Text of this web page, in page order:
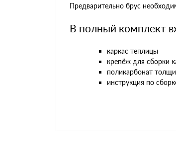
Предварительно брус
В полный комплект
каркас теплицы
крепёж для сборки
поликарбонат
инструкция по